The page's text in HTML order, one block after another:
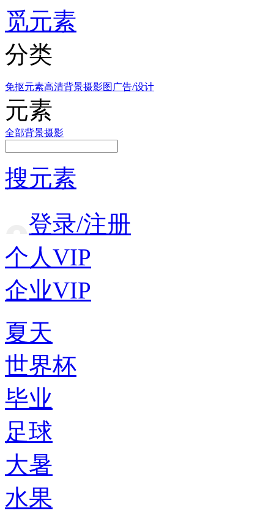
觅元素
分类
免抠元素高清背景摄影图 广告/设计
元素
全部背景摄影
搜元素
登录/注册
个人VIP
企业VIP
夏天
世界杯
毕业
足球
大暑
水果